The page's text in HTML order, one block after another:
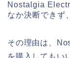
Nostalgia
なか決断できず
その理由は、